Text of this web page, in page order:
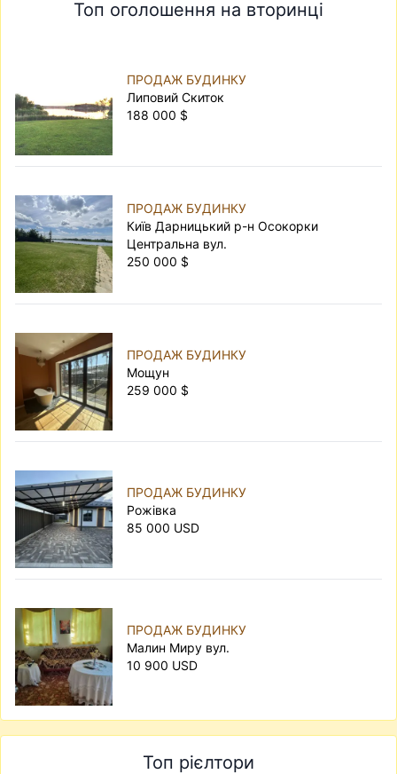
Топ оголошення на вторинці
ПРОДАЖ БУДИНКУ
Липовий Скиток
188 000 $
ПРОДАЖ БУДИНКУ
Київ Дарницький р-н Осокорки
Центральна вул.
250 000 $
ПРОДАЖ БУДИНКУ
Мощун
259 000 $
ПРОДАЖ БУДИНКУ
Рожівка
85 000 USD
ПРОДАЖ БУДИНКУ
Малин Миру вул.
10 900 USD
Топ рієлтори